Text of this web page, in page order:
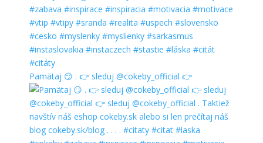
Pamätaj 😏 . 👉 sleduj @cokeby_official 👉